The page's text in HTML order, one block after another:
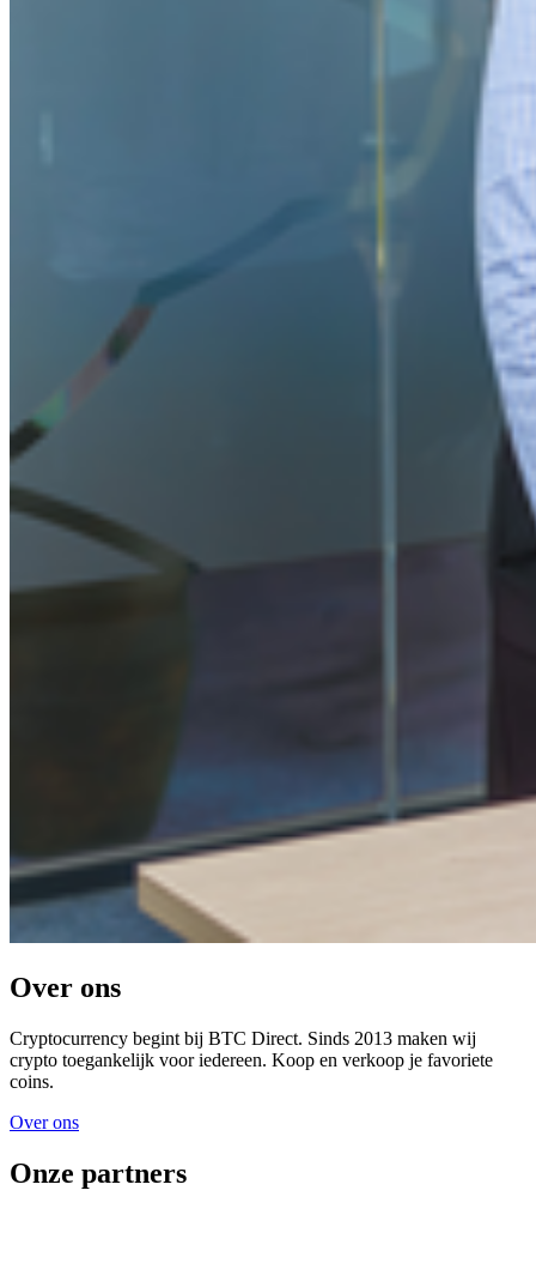
Over ons
Cryptocurrency begint bij BTC Direct. Sinds 2013 maken wij
crypto toegankelijk voor iedereen. Koop en verkoop je favoriete
coins.
Over ons
Onze partners